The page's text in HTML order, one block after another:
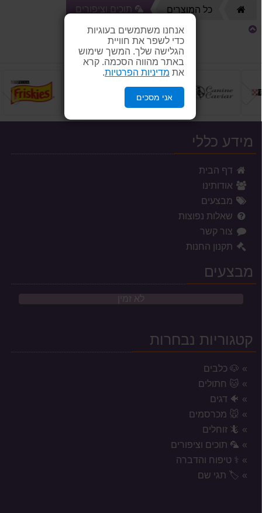
אנחנו משתמשים בעוגיות
כדי לשפר את חוויית
הגלישה שלך. המשך שימוש
באתר מהווה הסכמה. קרא
את מדיניות הפרטיות.
אני מסכים
כל המוצרים 🦜 תוכים וציפורים
הקודם
מידע כללי
דף הבית
אודותינו
מבצעים
שאלות נפוצות
צור קשר
תקנון החנות
מבצעים
לא זמין
קטגוריות נבחרות
🐶 כלבים
🐱 חתולים
🐠 דגים
🐭 מכרסמים
🦎 זוחלים
🦜 תוכים וציפורים
⚕️ טיפוח והדברה
🏷️ תגי שם
אזורי משלוח לשקי מזון, אקווריומים